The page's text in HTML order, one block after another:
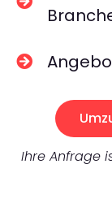
Ihre Anfrage